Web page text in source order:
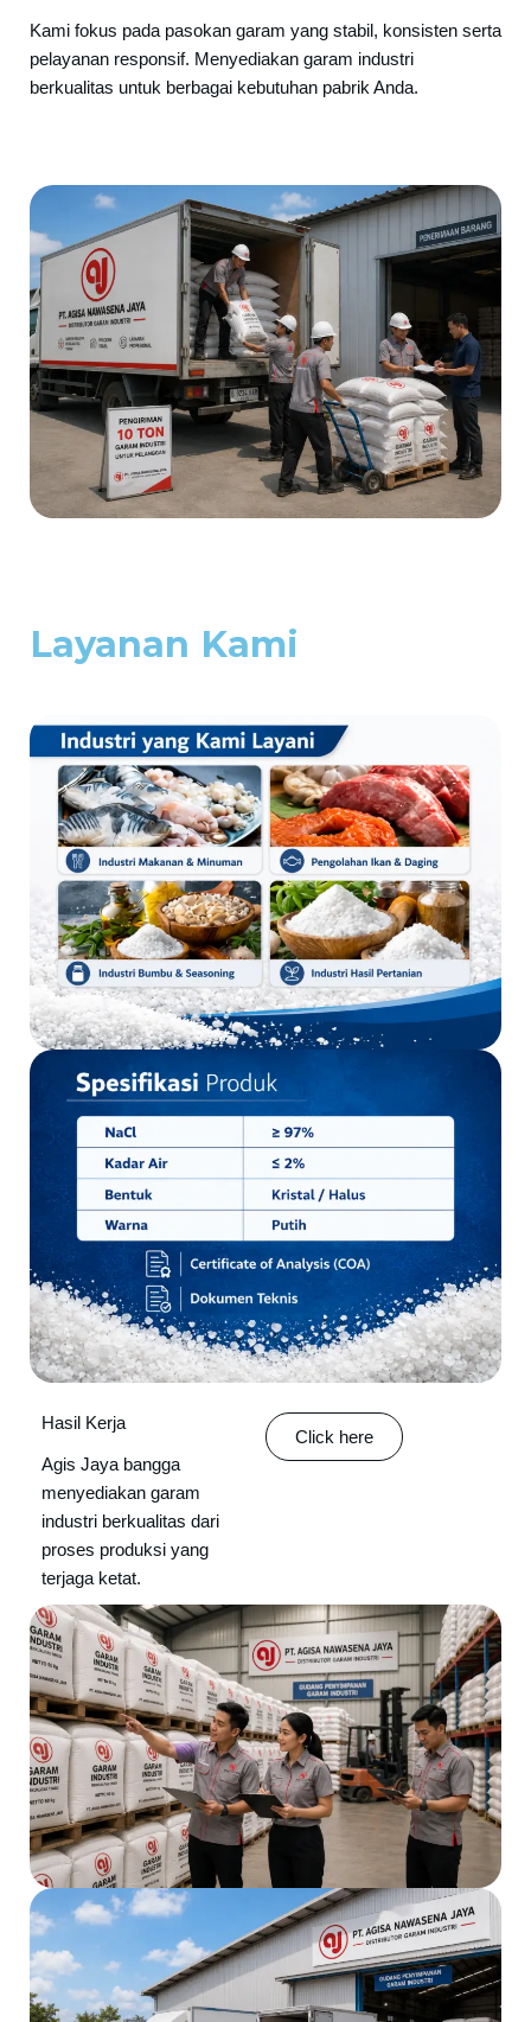
Kami fokus pada pasokan garam yang stabil, konsisten serta
pelayanan responsif. Menyediakan garam industri
berkualitas untuk berbagai kebutuhan pabrik Anda.
Layanan Kami
Hasil Kerja
Agis Jaya bangga
menyediakan garam
industri berkualitas dari
proses produksi yang
terjaga ketat.
Click here